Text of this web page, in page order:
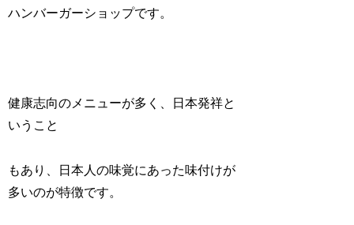
ハンバーガーショップです。
健康志向のメニューが多く、日本発祥と
いうこと
もあり、日本人の味覚にあった味付けが
多いのが特徴です。